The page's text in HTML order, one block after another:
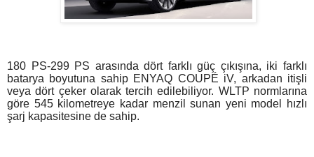
180 PS-299 PS arasında dört farklı güç çıkışına, iki farklı
batarya boyutuna sahip ENYAQ COUPÉ iV, arkadan itişli
veya dört çeker olarak tercih edilebiliyor. WLTP normlarına
göre 545 kilometreye kadar menzil sunan yeni model hızlı
şarj kapasitesine de sahip.